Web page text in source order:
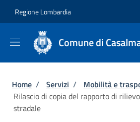
Regione Lombardia
Comune di
Briciole di pane
Home / Servizi / Mobilità e
Rilascio di copia del rapporto di
stradale